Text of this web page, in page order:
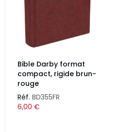
Bible Darby format
compact, rigide brun-
rouge
Réf. BD355FR
6,00 €